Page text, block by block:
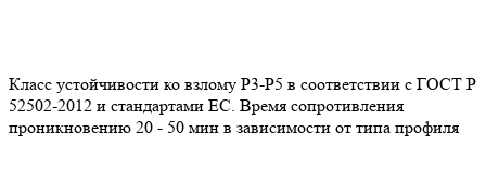
Класс устойчивости ко взлому P3-Р5 в соответствии с ГОСТ Р
52502-2012 и стандартами ЕС. Время сопротивления
проникновению 20 - 50 мин в зависимости от типа профиля